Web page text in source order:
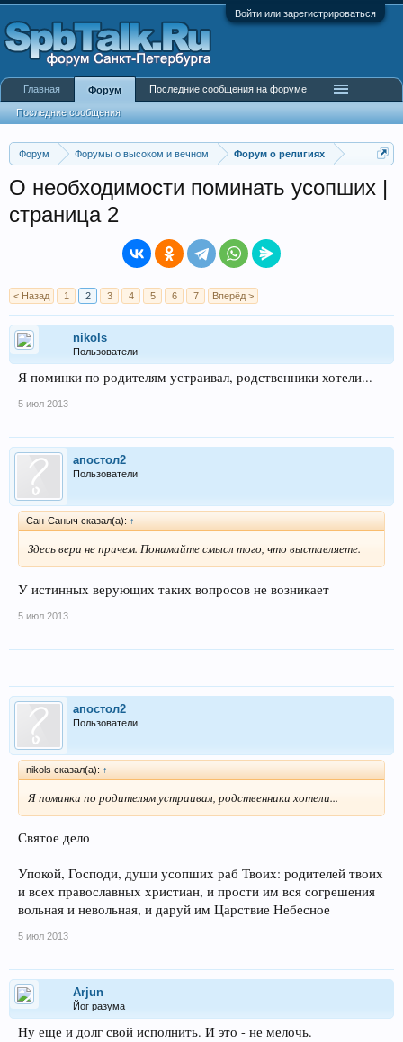
Войти или зарегистрироваться
Форум Форумы о высоком и вечном Форум о религиях
О необходимости поминать усопших |
страница 2
< Назад 1 2 3 4 5 6 7 Вперёд >
nikols
Пользователи
Я поминки по родителям устраивал, родственники хотели...
5 июл 2013
апостол2
Пользователи
Сан-Саныч сказал(а): ↑
Здесь вера не причем. Понимайте смысл того, что выставляете.
У истинных верующих таких вопросов не возникает
5 июл 2013
апостол2
Пользователи
nikols сказал(а): ↑
Я поминки по родителям устраивал, родственники хотели...
Святое дело
Упокой, Господи, души усопших раб Твоих: родителей твоих
и всех православных христиан, и прости им вся согрешения
вольная и невольная, и даруй им Царствие Небесное
5 июл 2013
Arjun
Йог разума
Ну еще и долг свой исполнить. И это - не мелочь.
Главная Форум
Последние сообщения
Последние сообщения на форуме